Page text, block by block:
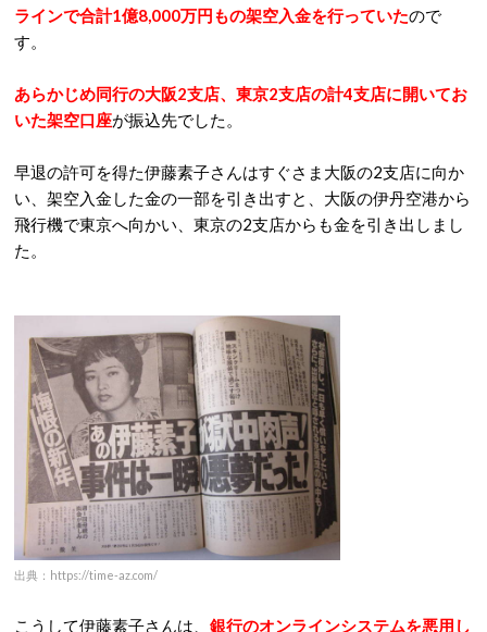
ラインで合計1億8,000万円もの架空入金を行っていたので
す。
あらかじめ同行の大阪2支店、東京2支店の計4支店に開いてお
いた架空口座が振込先でした。
早退の許可を得た伊藤素子さんはすぐさま大阪の2支店に向か
い、架空入金した金の一部を引き出すと、大阪の伊丹空港から
飛行機で東京へ向かい、東京の2支店からも金を引き出しまし
た。
出典：https://time-az.com/
こうして伊藤素子さんは、 銀行のオンラインシステムを悪用し